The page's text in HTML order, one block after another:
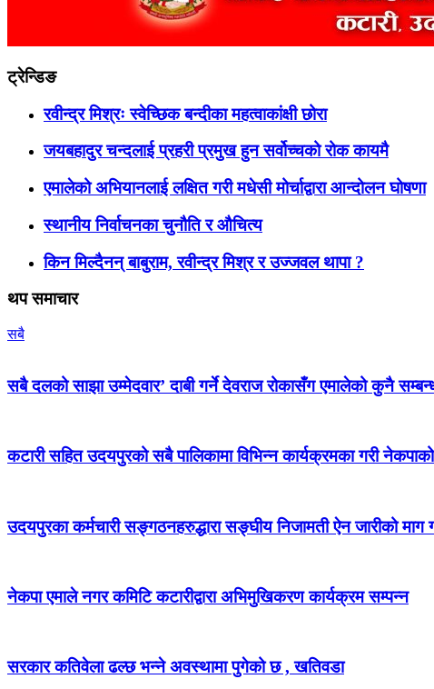
ट्रेन्डिङ
रवीन्द्र मिश्रः स्वेच्छिक बन्दीका महत्वाकांक्षी छोरा
जयबहादुर चन्दलाई प्रहरी प्रमुख हुन सर्वोच्चको रोक कायमै
एमालेको अभियानलाई लक्षित गरी मधेसी मोर्चाद्वारा आन्दोलन घोषणा
स्थानीय निर्वाचनका चुनौति र औचित्य
किन मिल्दैनन् बाबुराम, रवीन्द्र मिश्र र उज्जवल थापा ?
थप समाचार
सबै
सबै दलको साझा उम्मेदवार’ दाबी गर्ने देवराज रोकासँग एमालेको कुनै
कटारी सहित उदयपुरको सबै पालिकामा विभिन्न कार्यक्रमका गरी
उदयपुरका कर्मचारी सङ्गठनहरुद्धारा सङ्घीय निजामती ऐन जारीको माग
नेकपा एमाले नगर कमिटि कटारीद्वारा अभिमुखिकरण कार्यक्रम सम्पन्न
सरकार कतिवेला ढल्छ भन्ने अवस्थामा पुगेको छ , खतिवडा